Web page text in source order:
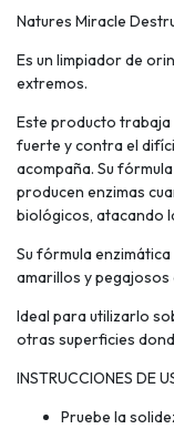
Natures Miracle
Es un limpiador de
extremos.
Este producto trabaja
fuerte y contra el
acompaña. Su
producen enzimas
biológicos, atacando
Su fórmula
amarillos y
Ideal para utilizarlo
otras superficies
INSTRUCCIONES DE
Pruebe la